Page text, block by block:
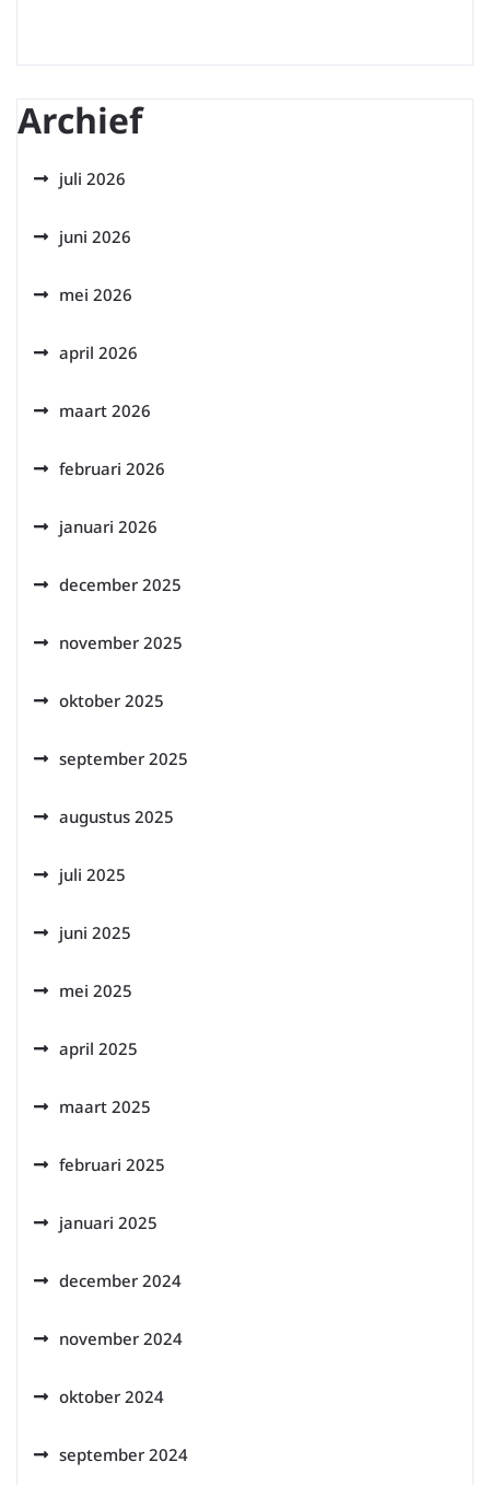
Archief
juli 2026
juni 2026
mei 2026
april 2026
maart 2026
februari 2026
januari 2026
december 2025
november 2025
oktober 2025
september 2025
augustus 2025
juli 2025
juni 2025
mei 2025
april 2025
maart 2025
februari 2025
januari 2025
december 2024
november 2024
oktober 2024
september 2024